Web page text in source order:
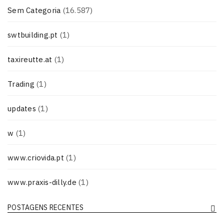
Sem Categoria (16.587)
swtbuilding.pt (1)
taxireutte.at (1)
Trading (1)
updates (1)
w (1)
www.criovida.pt (1)
www.praxis-dilly.de (1)
POSTAGENS RECENTES